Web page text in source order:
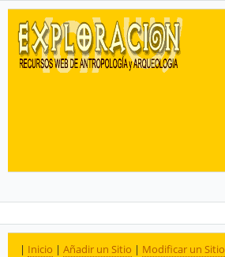
| Inicio | Añadir un Sitio | Modificar un Sitio